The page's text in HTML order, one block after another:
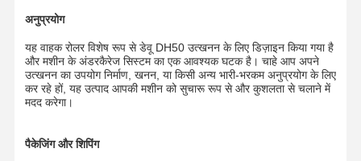
सभी मामलों
एक बोली का
अनुरोध
अंडरवियर के भाग
ट्रैक रोलर
अनुप्रयोग
यह वाहक रोलर विशेष रूप से डेवू DH50 उत्खनन के लिए डिज़ाइन किया गया है
और मशीन के अंडरकैरेज सिस्टम का एक आवश्यक घटक है। चाहे आप अपने
उत्खनन का उपयोग निर्माण, खनन, या किसी अन्य भारी-भरकम अनुप्रयोग के लिए
कर रहे हों, यह उत्पाद आपकी मशीन को सुचारू रूप से और कुशलता से चलाने में
मदद करेगा।
पैकेजिंग और शिपिंग